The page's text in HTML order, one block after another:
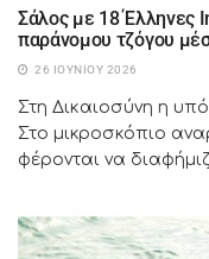
Σάλος με 18 Έλληνες
παράνομου τζόγου
26 ΙΟΥΝΊΟΥ 2026
Στη Δικαιοσύνη η
Στο μικροσκόπιο
φέρονται να